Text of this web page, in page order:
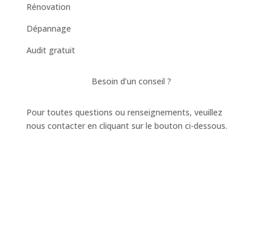
Rénovation
Dépannage
Audit gratuit
Besoin d’un conseil ?
Pour toutes questions ou renseignements, veuillez
nous contacter en cliquant sur le bouton ci-dessous.